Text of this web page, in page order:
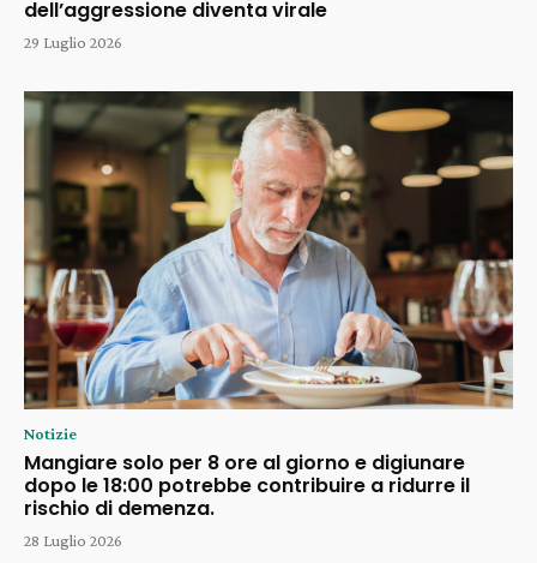
dell’aggressione diventa virale
29 Luglio 2026
Notizie
Mangiare solo per 8 ore al giorno e digiunare
dopo le 18:00 potrebbe contribuire a ridurre il
rischio di demenza.
28 Luglio 2026